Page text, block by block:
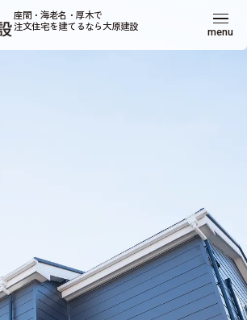
座間・海老名・厚木で
注文住宅を建てるなら大原建設
menu